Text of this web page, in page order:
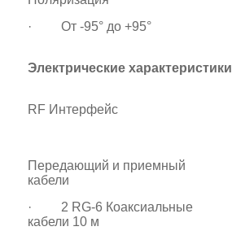
· От -95° до +95°
Электрические характеристики
RF Интерфейс
Передающий и приемный
кабели
· 2 RG-6 Коаксиальные
кабели 10 м